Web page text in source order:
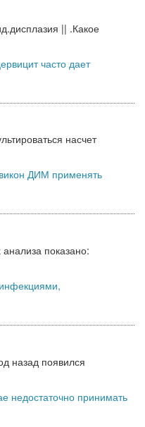
|| .Какое
часто дает
насчет
ДИМ применять
показано:
назад появился
недостаточно принимать